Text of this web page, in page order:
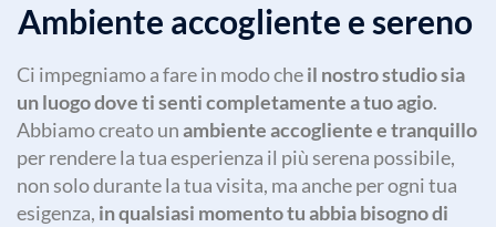
Ambiente accogliente e sereno
Ci impegniamo a fare in modo cheil nostro studio sia
un luogo dove ti senti completamente a tuo agio.
Abbiamo creato unambiente accogliente e tranquillo
per rendere la tua esperienza il più serena possibile,
non solo durante la tua visita, ma anche per ogni tua
esigenza, in qualsiasi momento tu abbia bisogno di